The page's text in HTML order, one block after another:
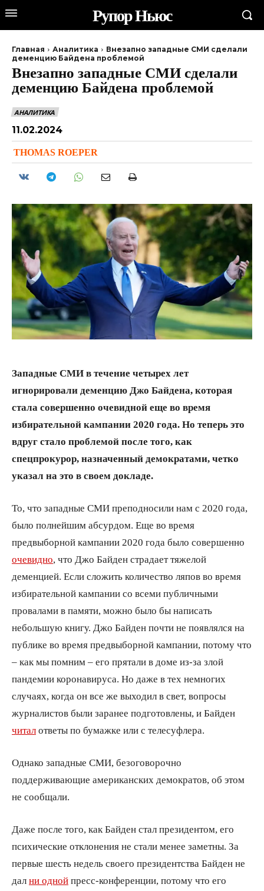
Рупор Ньюс
Главная Аналитика
Внезапно западные СМИ сделали
деменцию Байдена проблемой
Внезапно западные СМИ сделали
деменцию Байдена проблемой
АНАЛИТИКА
11.02.2024
THOMAS ROEPER
Западные СМИ в течение четырех лет
игнорировали деменцию Джо Байдена, которая
стала совершенно очевидной еще во время
избирательной кампании 2020 года. Но теперь это
вдруг стало проблемой после того, как
спецпрокурор, назначенный демократами, четко
указал на это в своем докладе.
То, что западные СМИ преподносили нам с 2020 года,
было полнейшим абсурдом. Еще во время
предвыборной кампании 2020 года было совершенно
очевидно , что Джо Байден страдает тяжелой
деменцией. Если сложить количество ляпов во время
избирательной кампании со всеми публичными
провалами в памяти, можно было бы написать
небольшую книгу. Джо Байден почти не появлялся на
публике во время предвыборной кампании, потому что
– как мы помним – его прятали в доме из-за злой
пандемии коронавируса. Но даже в тех немногих
случаях, когда он все же выходил в свет, вопросы
журналистов были заранее подготовлены, и Байден
читал ответы по бумажке или с телесуфлера.
Однако западные СМИ, безоговорочно
поддерживающие американских демократов, об этом
не сообщали.
Даже после того, как Байден стал президентом, его
психические отклонения не стали менее заметны. За
первые шесть недель своего президентства Байден не
дал ни одной пресс-конференции, потому что его